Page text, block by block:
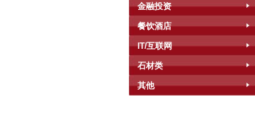
金融投资
餐饮酒店
IT/互联网
石材类
其他